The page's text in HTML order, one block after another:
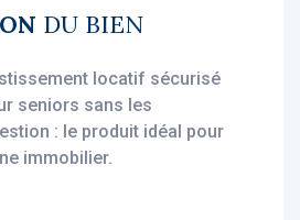
DU BIEN
locatif sécurisé
seniors sans les
: le produit idéal pour
immobilier.